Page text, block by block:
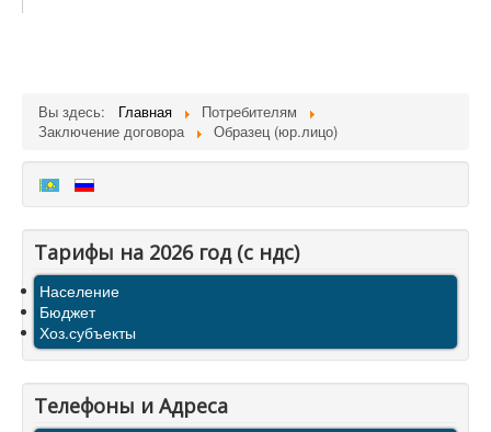
Вы здесь: Главная
Потребителям
Заключение договора
Образец (юр.лицо)
Тарифы на 2026 год (с ндс)
Население
Бюджет
Хоз.субъекты
Телефоны и Адреса